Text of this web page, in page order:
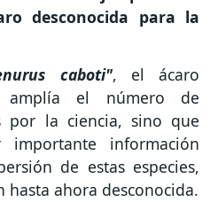
desconocida para la
caboti", el ácaro
amplía el número de
por la ciencia, sino que
información
de estas especies,
ahora desconocida.